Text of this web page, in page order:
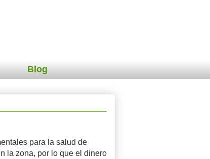
Blog
para la salud de
la zona, por lo que el dinero